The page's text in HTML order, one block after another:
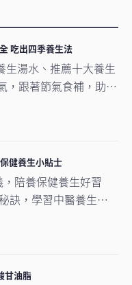
吃出四季養生法
生湯水、推薦十大養生
，跟著節氣食補，助您
健養生小貼士
陪養保健養生好習
訣，學習中醫養生方
甘油脂